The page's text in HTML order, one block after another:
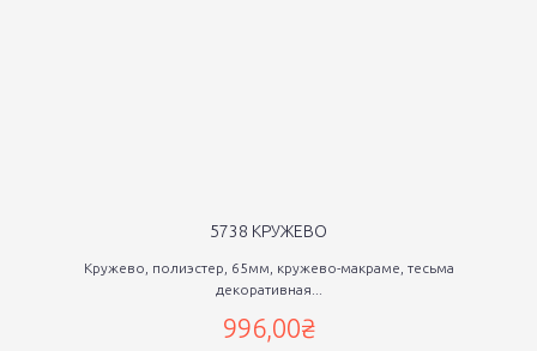
5738 КРУЖЕВО
Кружево, полиэстер, 65мм, кружево-макраме, тесьма
декоративная...
996,00₴